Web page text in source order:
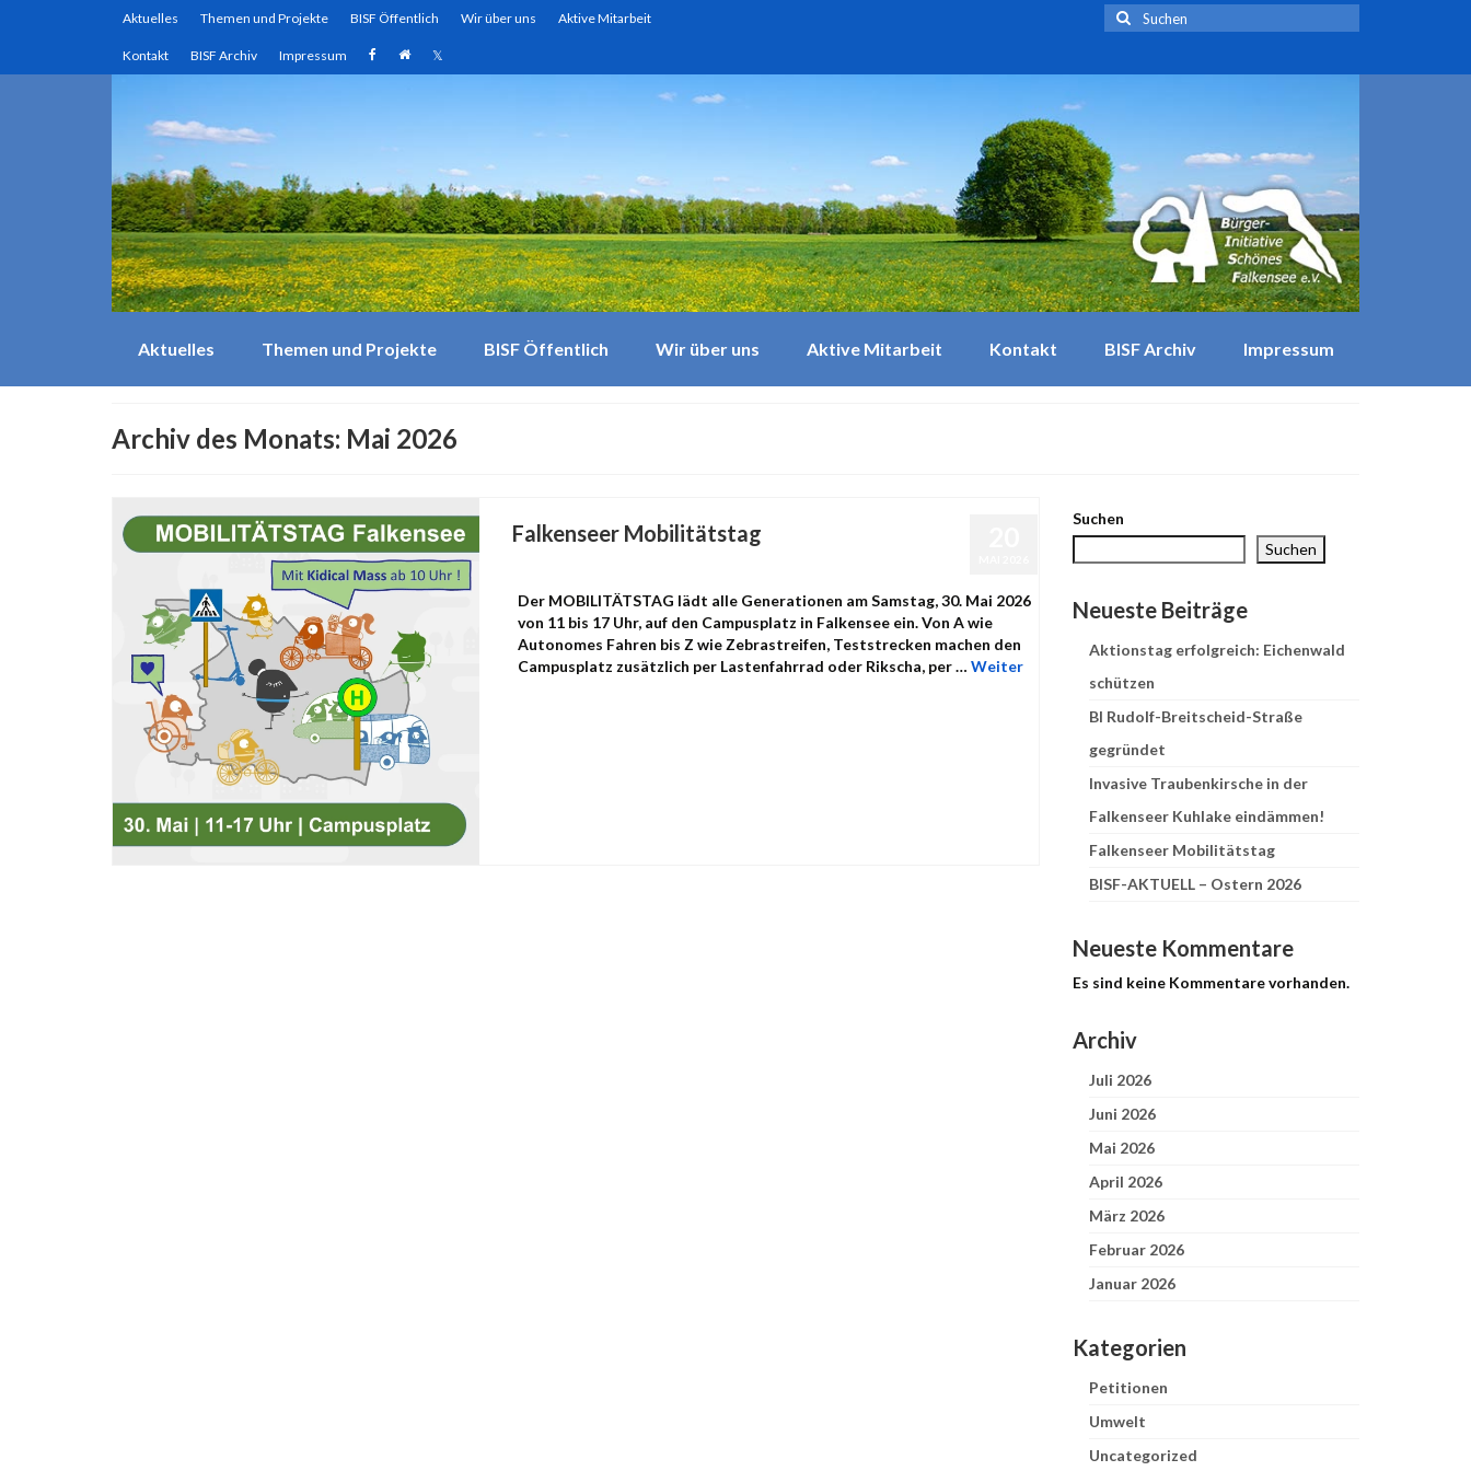
Aktuelles Themen und Projekte BISF Öffentlich Wir über uns Aktive Mitarbeit
Kontakt BISF Archiv Impressum
Suchen
nach:
Aktuelles Themen und Projekte BISF Öffentlich Wir über uns Aktive Mitarbeit Kontakt BISF Archiv Impressum
Archiv des Monats: Mai 2026
Falkenseer Mobilitätstag
Der MOBILITÄTSTAG lädt alle Generationen am Samstag, 30. Mai 2026
von 11 bis 17 Uhr, auf den Campusplatz in Falkensee ein. Von A wie
Autonomes Fahren bis Z wie Zebrastreifen, Teststrecken machen den
Campusplatz zusätzlich per Lastenfahrrad oder Rikscha, per … Weiter
Suchen
Suchen
Neueste Beiträge
Aktionstag erfolgreich: Eichenwald
schützen
BI Rudolf-Breitscheid-Straße
gegründet
Invasive Traubenkirsche in der
Falkenseer Kuhlake eindämmen!
Falkenseer Mobilitätstag
BISF-AKTUELL – Ostern 2026
Neueste Kommentare
Es sind keine Kommentare vorhanden.
Archiv
Juli 2026
Juni 2026
Mai 2026
April 2026
März 2026
Februar 2026
Januar 2026
Kategorien
Petitionen
Umwelt
Uncategorized